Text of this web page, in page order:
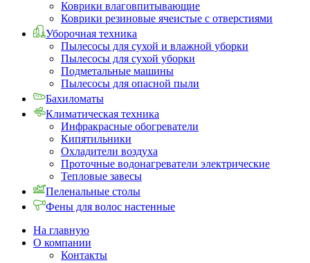
Коврики влаговпитывающие
Коврики резиновые ячеистые с отверстиями
Уборочная техника
Пылесосы для сухой и влажной уборки
Пылесосы для сухой уборки
Подметальные машины
Пылесосы для опасной пыли
Бахиломаты
Климатическая техника
Инфракрасные обогреватели
Кипятильники
Охладители воздуха
Проточные водонагреватели электрические
Тепловые завесы
Пеленальные столы
Фены для волос настенные
На главную
О компании
Контакты